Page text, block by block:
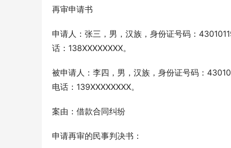
再审申请书
申请人：张三，男，汉族，身份证号码：
话：138XXXXXXXX。
被申请人：李四，男，汉族，身份证号码：
电话：139XXXXXXXX。
案由：借款合同纠纷
申请再审的民事判决书：